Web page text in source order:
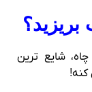
بریزید؟
شایع‌ ترین
کنه!